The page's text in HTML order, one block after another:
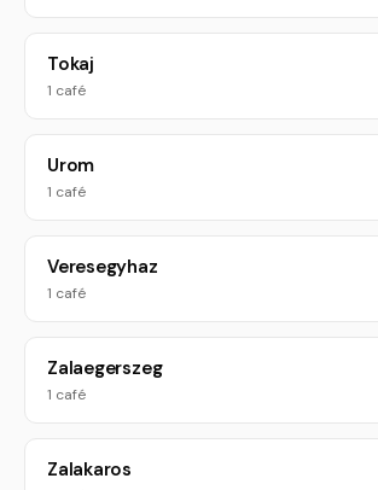
Tokaj
1 café
Urom
1 café
Veresegyhaz
1 café
Zalaegerszeg
1 café
Zalakaros